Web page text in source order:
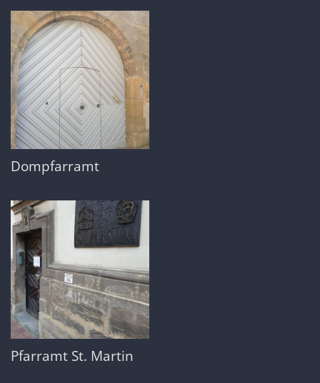
Dompfarramt
Pfarramt St. Martin